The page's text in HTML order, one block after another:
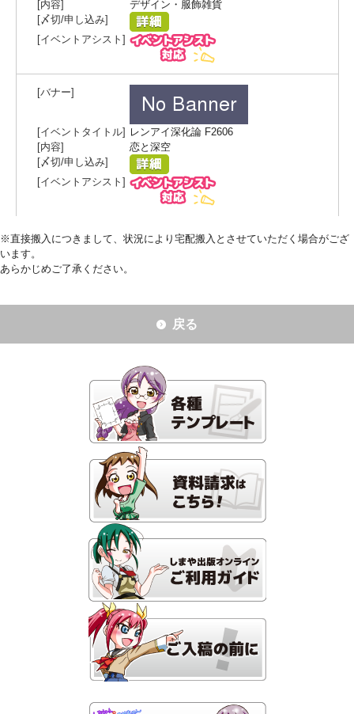
デザイン・服飾雑貨
レンアイ深化論 F2606
恋と深空
※直接搬入につきまして、状況により宅配搬入とさせていただく場合がござ
います。
あらかじめご了承ください。
戻る